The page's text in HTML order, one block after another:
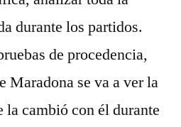
durante los partidos.
de procedencia,
Maradona se va a ver la
cambió con él durante